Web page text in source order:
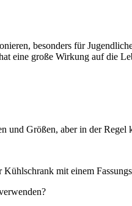
besonders für
eine große Wirkung auf die
und Größen, aber in der
mit einem